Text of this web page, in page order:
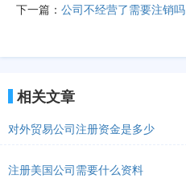
下一篇： 公司不经营了需要注销吗
相关文章
对外贸易公司注册资金是多少
注册美国公司需要什么资料